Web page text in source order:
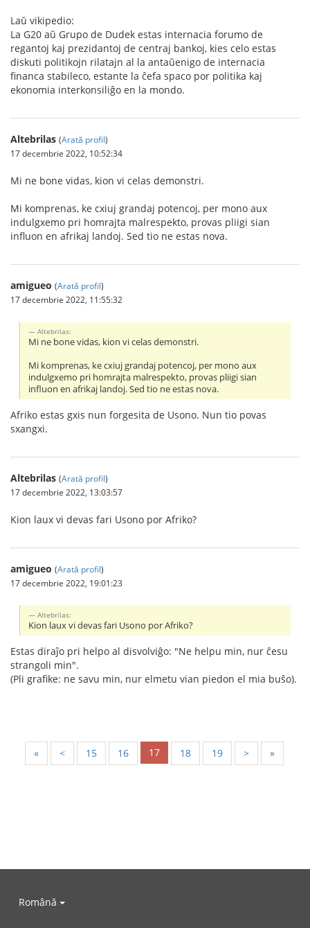
Laŭ vikipedio:
La G20 aŭ Grupo de Dudek estas internacia forumo de
regantoj kaj prezidantoj de centraj bankoj, kies celo estas
diskuti politikojn rilatajn al la antaŭenigo de internacia
financa stabileco, estante la ĉefa spaco por politika kaj
ekonomia interkonsiliĝo en la mondo.
Altebrilas (Arată profil)
17 decembrie 2022, 10:52:34
Mi ne bone vidas, kion vi celas demonstri.
Mi komprenas, ke cxiuj grandaj potencoj, per mono aux
indulgxemo pri homrajta malrespekto, provas pliigi sian
influon en afrikaj landoj. Sed tio ne estas nova.
amigueo (Arată profil)
17 decembrie 2022, 11:55:32
Altebrilas:
Mi ne bone vidas, kion vi celas demonstri.
Mi komprenas, ke cxiuj grandaj potencoj, per mono aux
indulgxemo pri homrajta malrespekto, provas pliigi sian
influon en afrikaj landoj. Sed tio ne estas nova.
Afriko estas gxis nun forgesita de Usono. Nun tio povas
sxangxi.
Altebrilas (Arată profil)
17 decembrie 2022, 13:03:57
Kion laux vi devas fari Usono por Afriko?
amigueo (Arată profil)
17 decembrie 2022, 19:01:23
Altebrilas:
Kion laux vi devas fari Usono por Afriko?
Estas diraĵo pri helpo al disvolviĝo: "Ne helpu min, nur ĉesu
strangoli min".
(Pli grafike: ne savu min, nur elmetu vian piedon el mia buŝo).
« < 15 16 17 18 19 > »
Română